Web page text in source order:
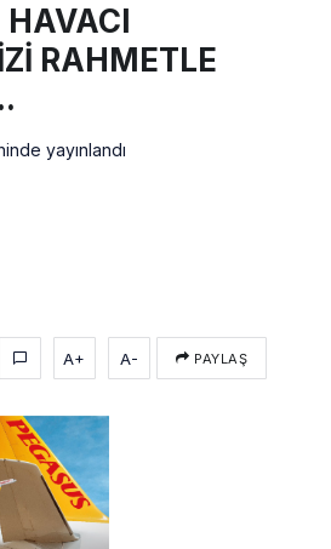
RAHMETLE
yayınlandı
A+ A- PAYLAŞ